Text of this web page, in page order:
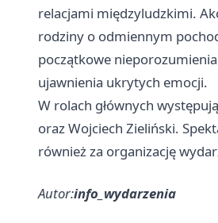
relacjami międzyludzkimi.
rodziny o odmiennym
początkowe
ujawnienia ukrytych emocji.
W rolach głównych
oraz Wojciech Zieliński.
również za organizację
Autor:info_wydarzenia